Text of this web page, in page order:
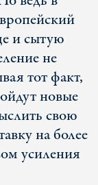
и сытую
не
тот факт,
новые
свою
на более
усиления